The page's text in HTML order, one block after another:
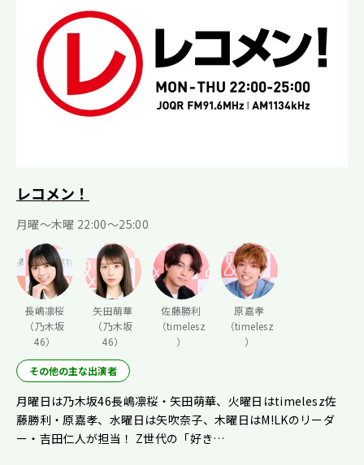
レコメン！
月曜〜木曜 22:00〜25:00
長嶋凛桜
（乃木坂
46）
矢田萌華
（乃木坂
46）
佐藤勝利
（timelesz
）
原嘉孝
（timelesz
）
その他の主な出演者
月曜日は乃木坂46長嶋凛桜・矢田萌華、火曜日はtimelesz佐
藤勝利・原嘉孝、水曜日は矢吹奈子、木曜日はM!LKのリーダ
ー・吉田仁人が担当！ Z世代の「好き…